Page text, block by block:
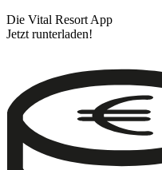
Die Vital Resort App
Jetzt runterladen!